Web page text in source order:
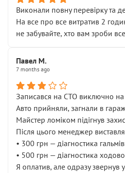
Виконали повну перевірку та
На все про все витратив 2
не забувайте, хто вам зроби
Павел М.
7 months ago
Записався на СТО виключно на
Авто прийняли, загнали в
Майстер ломіком підігнув
Після цього менеджер
• 300 грн — діагностика
• 500 грн — діагностика
Я оплатив, але одразу звернув